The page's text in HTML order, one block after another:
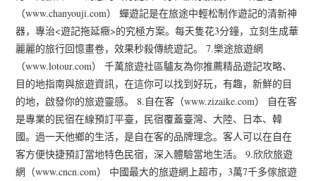
（www.chanyouji.com） 蟬遊記是在旅途中輕松制作遊記的清新神
器，專治<遊記拖延癥>的究極方案。每天隻花3分鐘，立刻生成華
麗麗的旅行回憶畫卷，效果秒殺傳統遊記。 7.樂途旅遊網
（www.lotour.com） 千萬旅遊社區驢友為你推薦精品遊記攻略、
目的地指南與旅遊資訊，在這你可以找到好玩，有趣，新鮮的目
的地，啟發你的旅遊靈感。 8.自在客（www.zizaike.com） 自在客
是專業的民宿在線預訂平臺，民宿覆蓋臺灣、大陸、日本、韓
國。過一天他鄉的生活，是自在客的品牌理念。客人可以在自在
客方便快捷預訂當地特色民宿，深入體驗當地生活。 9.欣欣旅遊
網（www.cncn.com） 中國最大的旅遊網上超市，3萬7千多傢旅遊